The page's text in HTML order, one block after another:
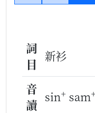
詞
目
新衫
音
讀
sin+ sam+